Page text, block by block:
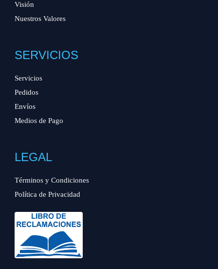
Visión
Nuestros Valores
SERVICIOS
Servicios
Pedidos
Envíos
Medios de Pago
LEGAL
Términos y Condiciones
Política de Privacidad